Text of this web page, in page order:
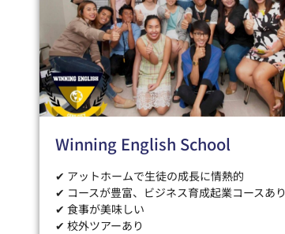
Winning English School
✔ アットホームで生徒の成長に情熱的
✔ コースが豊富、ビジネス育成起業コースあり
✔ 食事が美味しい
✔ 校外ツアーあり